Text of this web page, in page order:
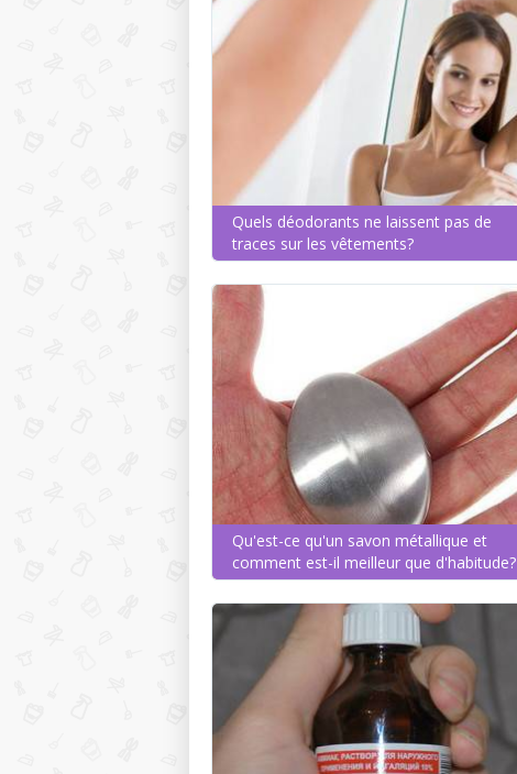
Quels déodorants ne laissent pas de
traces sur les vêtements?
Qu'est-ce qu'un savon métallique et
comment est-il meilleur que d'habitude?